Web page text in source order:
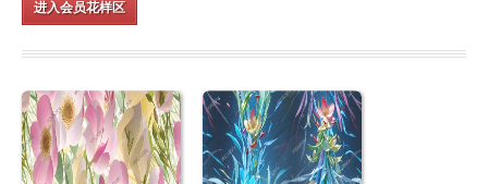
进入会员花样区